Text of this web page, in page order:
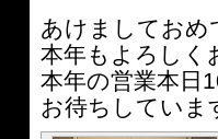
あけましておめ
本年もよろしく
本年の営業本日
お待ちしていま